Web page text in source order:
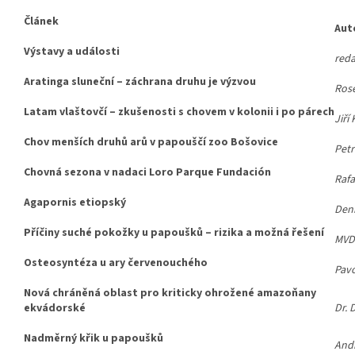
Článek
Výstavy a události
Aratinga sluneční – záchrana druhu je výzvou
Latam vlaštovčí – zkušenosti s chovem v kolonii i po párechJiří
Chov menších druhů arů v papouščí zoo Bošovice
Chovná sezona v nadaci Loro Parque Fundación
Agapornis etiopský
Příčiny suché pokožky u papoušků – rizika a možná řešení
Osteosyntéza u ary červenouchého
Nová chráněná oblast pro kriticky ohrožené amazoňany
ekvádorské
Dr.
Nadměrný křik u papoušků